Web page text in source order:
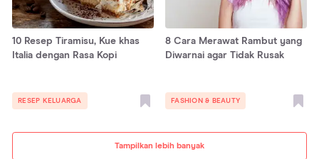
Tampilkan lebih banyak
10 Resep Tiramisu, Kue khas
Italia dengan Rasa Kopi
RESEP KELUARGA
8 Cara Merawat Rambut yang
Diwarnai agar Tidak Rusak
FASHION & BEAUTY